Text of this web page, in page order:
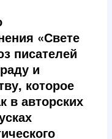
«Свете
писателей
и
которое
в авторских